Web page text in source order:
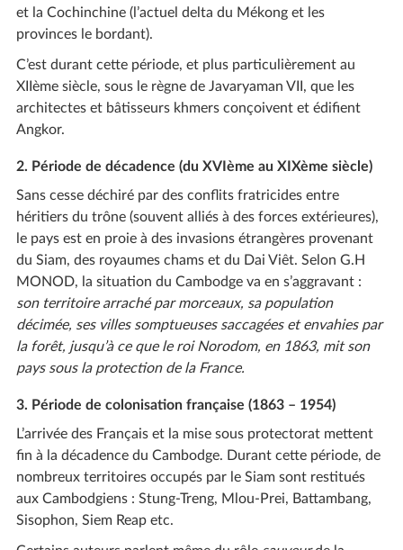
et la Cochinchine (l’actuel delta du Mékong et les
provinces le bordant).
C’est durant cette période, et plus particulièrement au
XIIème siècle, sous le règne de Javaryaman VII, que les
architectes et bâtisseurs khmers conçoivent et édifient
Angkor.
2. Période de décadence (du XVIème au XIXème siècle)
Sans cesse déchiré par des conflits fratricides entre
héritiers du trône (souvent alliés à des forces extérieures),
le pays est en proie à des invasions étrangères provenant
du Siam, des royaumes chams et du Dai Viêt. Selon G.H
MONOD, la situation du Cambodge va en s’aggravant :
son territoire arraché par morceaux, sa population
décimée, ses villes somptueuses saccagées et envahies par
la forêt, jusqu’à ce que le roi Norodom, en 1863, mit son
pays sous la protection de la France.
3. Période de colonisation française (1863 – 1954)
L’arrivée des Français et la mise sous protectorat mettent
fin à la décadence du Cambodge. Durant cette période, de
nombreux territoires occupés par le Siam sont restitués
aux Cambodgiens : Stung-Treng, Mlou-Prei, Battambang,
Sisophon, Siem Reap etc.